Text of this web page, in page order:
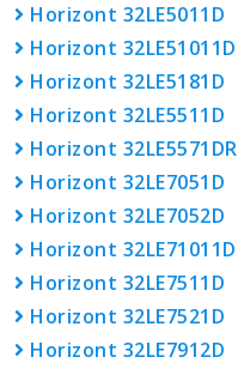
Horizont 32LE5011D
Horizont 32LE51011D
Horizont 32LE5181D
Horizont 32LE5511D
Horizont 32LE5571DR
Horizont 32LE7051D
Horizont 32LE7052D
Horizont 32LE71011D
Horizont 32LE7511D
Horizont 32LE7521D
Horizont 32LE7912D